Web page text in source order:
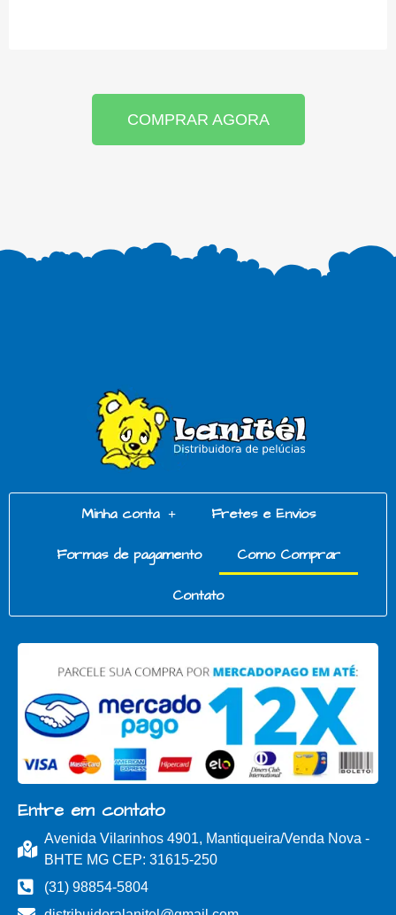
COMPRAR AGORA
Minha conta Fretes e Envios
Formas de pagamento Como Comprar
Contato
Entre em contato
Avenida Vilarinhos 4901, Mantiqueira/Venda Nova -
BHTE MG CEP: 31615-250
(31) 98854-5804